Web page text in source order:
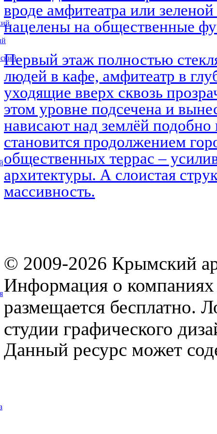
вроде амфитеатра или
нацелены на общественные
Первый этаж полностью
людей в кафе, амфитеатр в
уходящие вверх сквозь
этом уровне подсечена и
нависают над землёй
становится продолжением
общественных террас –
архитектуры. А слоистая
массивность.
© 2009-2026 Крымский
Информация о компаниях
размещается бесплатно.
студии графического
Данный ресурс может